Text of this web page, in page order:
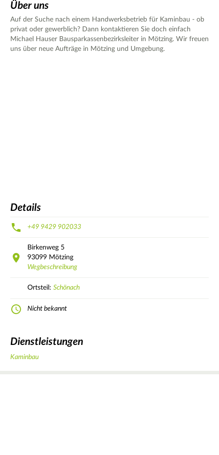
Über uns
Auf der Suche nach einem Handwerksbetrieb für Kaminbau - ob
privat oder gewerblich? Dann kontaktieren Sie doch einfach
Michael Hauser Bausparkassenbezirksleiter in Mötzing. Wir freuen
uns über neue Aufträge in Mötzing und Umgebung.
Details
+49 9429 902033
Birkenweg 5
93099 Mötzing
Wegbeschreibung
Ortsteil: Schönach
Nicht bekannt
Dienstleistungen
Kaminbau